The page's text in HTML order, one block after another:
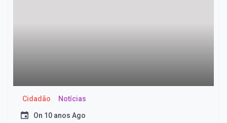
Cidadão Notícias
On 10 anos Ago